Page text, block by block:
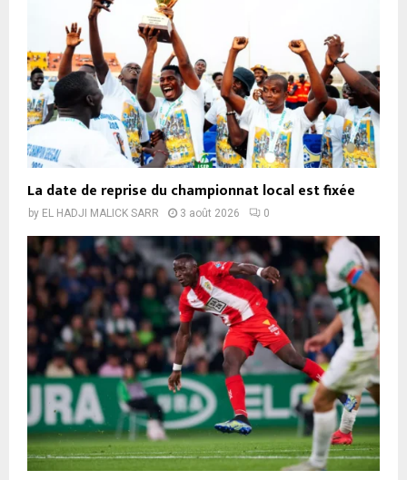
La date de reprise du championnat local est fixée
by EL HADJI MALICK SARR 3 août 2026 0